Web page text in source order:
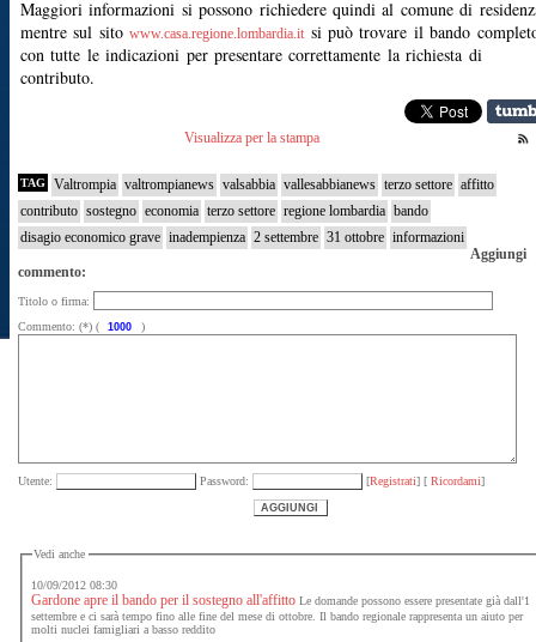
Maggiori informazioni si possono richiedere quindi al comune di
mentre sul sitowww.casa.regione.lombardia.it si può trovare il bando
con tutte le indicazioni per presentare correttamente la richiesta di
contributo.
Visualizza per la stampa
TAG Valtrompia valtrompianews valsabbia vallesabbianews terzo settore affitto
contributo sostegno economia terzo settore regione lombardia bando
disagio economico grave inadempienza 2 settembre 31 ottobre informazioni
Aggiungi
commento:
Titolo o firma:
Commento: (*) (
)
Utente: Password: [Registrati] [ Ricordami]
Vedi anche
10/09/2012 08:30
Gardone apre il bando per il sostegno all'affitto Le domande possono essere presentate già dall'1
settembre e ci sarà tempo fino alle fine del mese di ottobre. Il bando regionale rappresenta un aiuto per
molti nuclei famigliari a basso reddito